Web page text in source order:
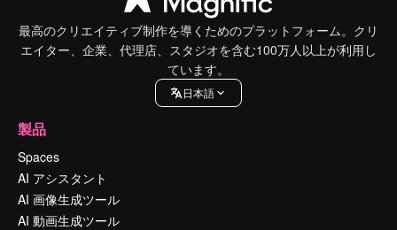
最高のクリエイティブ制作を導くためのプラットフォーム。クリ
エイター、企業、代理店、スタジオを含む100万人以上が利用し
ています。
日本語
製品
Spaces
AI アシスタント
AI 画像生成ツール
AI 動画生成ツール